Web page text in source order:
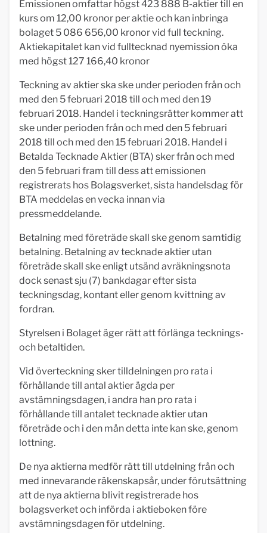
Emissionen omfattar högst 423 888 B-aktier till en
kurs om 12,00 kronor per aktie och kan inbringa
bolaget 5 086 656,00 kronor vid full teckning.
Aktiekapitalet kan vid fulltecknad nyemission öka
med högst 127 166,40 kronor
Teckning av aktier ska ske under perioden från och
med den 5 februari 2018 till och med den 19
februari 2018. Handel i teckningsrätter kommer att
ske under perioden från och med den 5 februari
2018 till och med den 15 februari 2018. Handel i
Betalda Tecknade Aktier (BTA) sker från och med
den 5 februari fram till dess att emissionen
registrerats hos Bolagsverket, sista handelsdag för
BTA meddelas en vecka innan via
pressmeddelande.
Betalning med företräde skall ske genom samtidig
betalning. Betalning av tecknade aktier utan
företräde skall ske enligt utsänd avräkningsnota
dock senast sju (7) bankdagar efter sista
teckningsdag, kontant eller genom kvittning av
fordran.
Styrelsen i Bolaget äger rätt att förlänga tecknings-
och betaltiden.
Vid överteckning sker tilldelningen pro rata i
förhållande till antal aktier ägda per
avstämningsdagen, i andra han pro rata i
förhållande till antalet tecknade aktier utan
företräde och i den mån detta inte kan ske, genom
lottning.
De nya aktierna medför rätt till utdelning från och
med innevarande räkenskapsår, under förutsättning
att de nya aktierna blivit registrerade hos
bolagsverket och införda i aktieboken före
avstämningsdagen för utdelning.